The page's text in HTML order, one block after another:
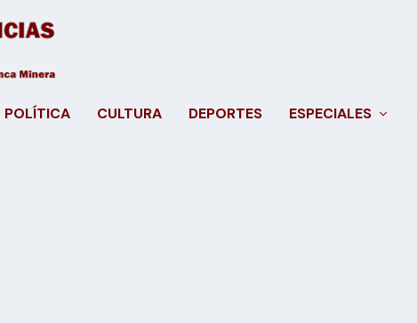
POLÍTICA CULTURA DEPORTES ESPECIALES